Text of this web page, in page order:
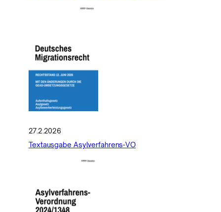
27.2.2026
Textausgabe Asylverfahrens-VO